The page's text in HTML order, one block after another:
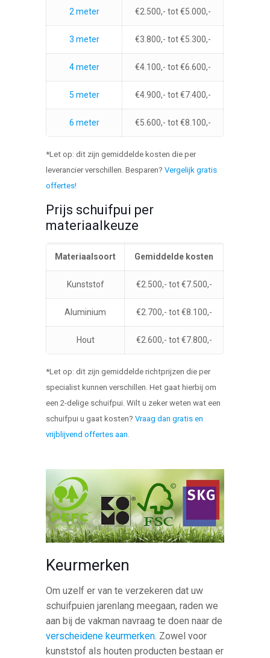
2 meter €2.500,- tot €5.000,-
3 meter €3.800,- tot €5.300,-
4 meter €4.100,- tot €6.600,-
5 meter €4.900,- tot €7.400,-
6 meter €5.600,- tot €8.100,-
*Let op: dit zijn gemiddelde kosten die per
leverancier verschillen. Besparen?Vergelijk gratis
offertes!
Prijs schuifpui per
materiaalkeuze
Materiaalsoort Gemiddelde kosten
Kunststof €2.500,- tot €7.500,-
Aluminium €2.700,- tot €8.100,-
Hout €2.600,- tot €7.800,-
*Let op: dit zijn gemiddelde richtprijzen die per
specialist kunnen verschillen. Het gaat hierbij om
een 2-delige schuifpui. Wilt u zeker weten wat een
schuifpui u gaat kosten?Vraag dan gratis en
vrijblijvend offertes aan
Keurmerken
Om uzelf er van te verzekeren dat uw
schuifpuien jarenlang meegaan, raden we
aan bij de vakman navraag te doen naar de
verscheidene keurmerken. Zowel voor
kunststof als houten producten bestaan er